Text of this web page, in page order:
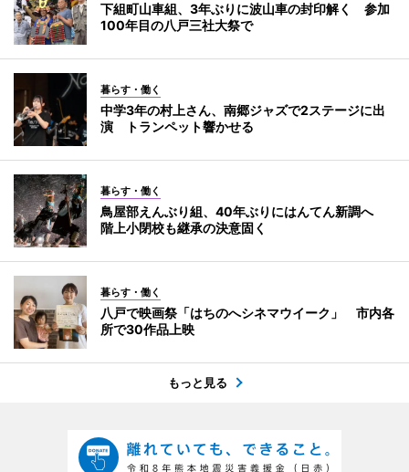
下組町山車組、3年ぶりに波山車の封印解く 参加
100年目の八戸三社大祭で
暮らす・働く
中学3年の村上さん、南郷ジャズで2ステージに出
演 トランペット響かせる
暮らす・働く
鳥屋部えんぶり組、40年ぶりにはんてん新調へ
階上小閉校も継承の決意固く
暮らす・働く
八戸で映画祭「はちのへシネマウイーク」 市内各
所で30作品上映
もっと見る